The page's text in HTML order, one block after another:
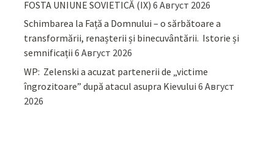
FOSTA UNIUNE SOVIETICĂ (IX) 6 Август 2026
Schimbarea la Față a Domnului – o sărbătoare a
transformării, renașterii și binecuvântării. Istorie și
semnificații 6 Август 2026
WP: Zelenski a acuzat partenerii de „victime
îngrozitoare” după atacul asupra Kievului 6 Август
2026